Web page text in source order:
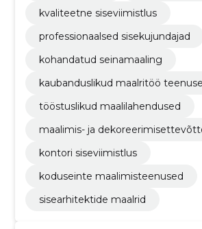
kvaliteetne siseviimistlus
professionaalsed sisekujundajad
kohandatud seinamaaling
kaubanduslikud maalritöö
tööstuslikud maalilahendused
maalimis- ja
kontori siseviimistlus
koduseinte maalimisteenused
sisearhitektide maalrid